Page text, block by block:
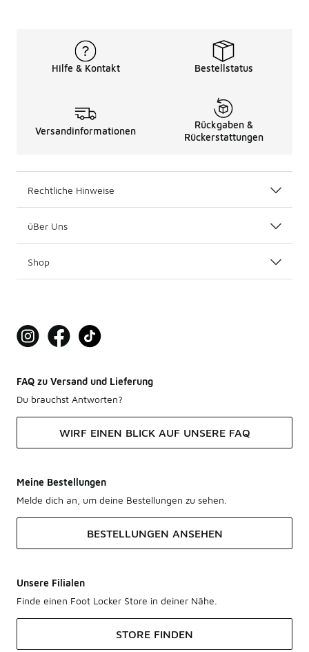
Hilfe & Kontakt Bestellstatus
Versandinformationen
Rückgaben &
Rückerstattungen
Rechtliche Hinweise
üBer Uns
Shop
FAQ zu Versand und Lieferung
Du brauchst Antworten?
WIRF EINEN BLICK AUF UNSERE FAQ
Meine Bestellungen
Melde dich an, um deine Bestellungen zu sehen.
BESTELLUNGEN ANSEHEN
Unsere Filialen
Finde einen Foot Locker Store in deiner Nähe.
STORE FINDEN